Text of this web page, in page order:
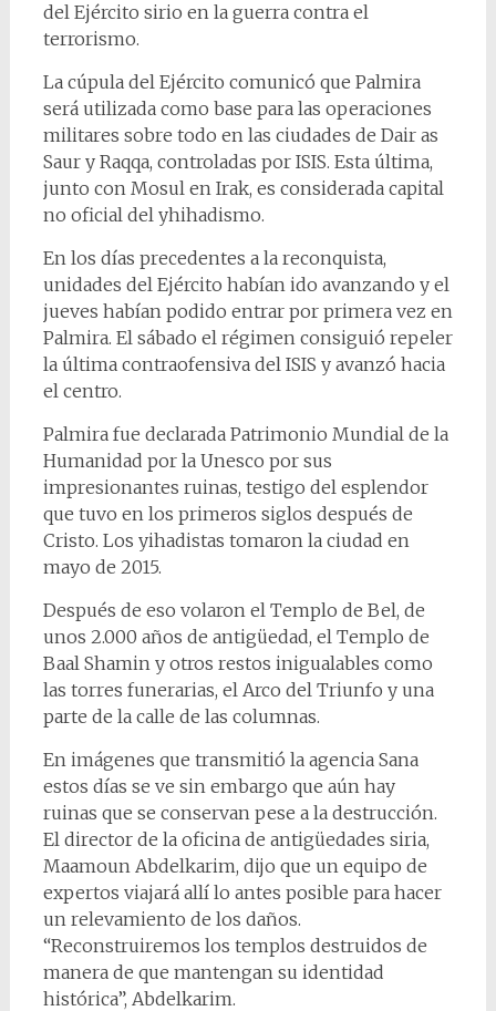
del Ejército sirio en la guerra contra el
terrorismo.
La cúpula del Ejército comunicó que Palmira
será utilizada como base para las operaciones
militares sobre todo en las ciudades de Dair as
Saur y Raqqa, controladas por ISIS. Esta última,
junto con Mosul en Irak, es considerada capital
no oficial del yhihadismo.
En los días precedentes a la reconquista,
unidades del Ejército habían ido avanzando y el
jueves habían podido entrar por primera vez en
Palmira. El sábado el régimen consiguió repeler
la última contraofensiva del ISIS y avanzó hacia
el centro.
Palmira fue declarada Patrimonio Mundial de la
Humanidad por la Unesco por sus
impresionantes ruinas, testigo del esplendor
que tuvo en los primeros siglos después de
Cristo. Los yihadistas tomaron la ciudad en
mayo de 2015.
Después de eso volaron el Templo de Bel, de
unos 2.000 años de antigüedad, el Templo de
Baal Shamin y otros restos inigualables como
las torres funerarias, el Arco del Triunfo y una
parte de la calle de las columnas.
En imágenes que transmitió la agencia Sana
estos días se ve sin embargo que aún hay
ruinas que se conservan pese a la destrucción.
El director de la oficina de antigüedades siria,
Maamoun Abdelkarim, dijo que un equipo de
expertos viajará allí lo antes posible para hacer
un relevamiento de los daños.
“Reconstruiremos los templos destruidos de
manera de que mantengan su identidad
histórica”, Abdelkarim.